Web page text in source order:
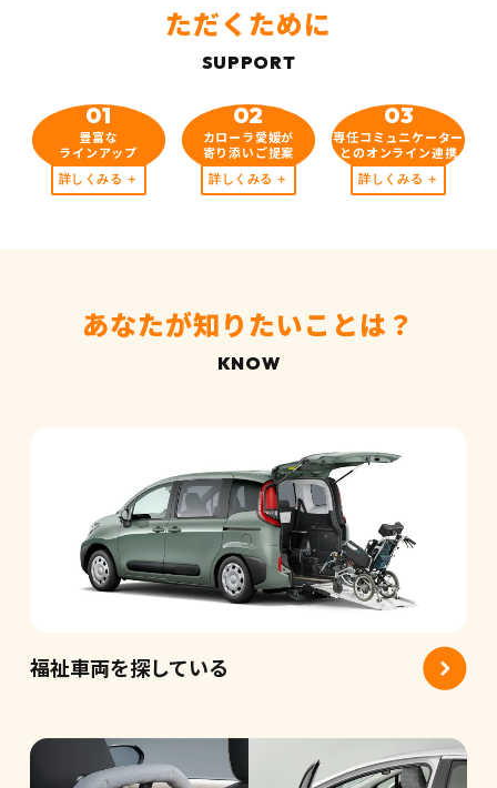
ただくために
01
豊富な
ラインアップ
詳しくみる
02
カローラ愛媛が
寄り添いご提案
詳しくみる
03
専任コミュニケーター
とのオンライン連携
詳しくみる
あなたが知りたいことは？
福祉車両を探している